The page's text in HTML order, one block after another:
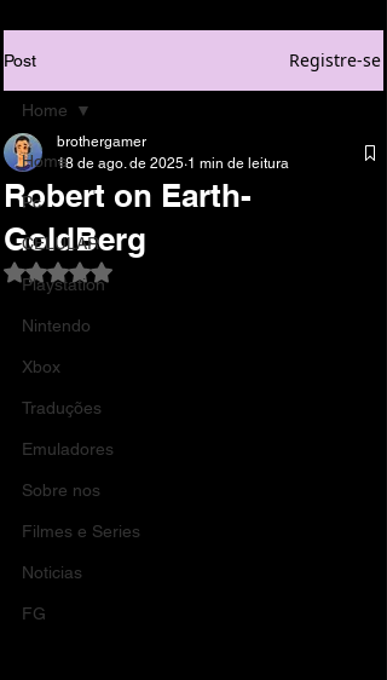
Post Registre-se
Home
Pc
CELULAR
Playstation
Nintendo
Xbox
Traduções
Emuladores
Sobre nos
Filmes e Series
Noticias
FG
Home
Robert on Earth-
GoldBerg
brothergamer
18 de ago. de 2025 1 min de leitura
Avaliado com NaN de 5 estrelas.